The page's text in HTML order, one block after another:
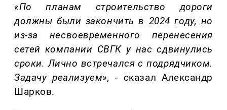
«По планам строительство дороги
должны были закончить в 2024 году, но
из-за несвоевременного перенесения
сетей компании СВГК у нассдвинулись
сроки. Лично встречался с подрядчиком.
Задачу реализуем», - сказал Александр
Шарков.